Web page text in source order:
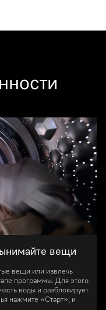
вещи
вещи или извлечь
программы. Для этого
воды и разблокирует
нажмите «Старт», и